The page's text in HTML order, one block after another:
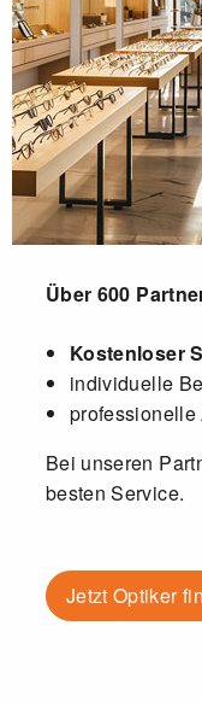
Über 600
Kostenloser
individuelle
professionelle
Bei unseren
besten Service.
Jetzt Optiker